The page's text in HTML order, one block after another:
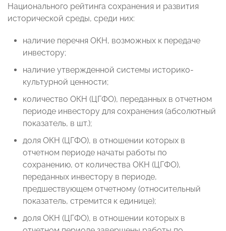
Национального рейтинга сохранения и развития
исторической среды, среди них:
наличие перечня ОКН, возможных к передаче
инвестору;
наличие утвержденной системы историко-
культурной ценности;
количество ОКН (ЦГФО), переданных в отчетном
периоде инвестору для сохранения (абсолютный
показатель, в шт.);
доля ОКН (ЦГФО), в отношении которых в
отчетном периоде начаты работы по
сохранению, от количества ОКН (ЦГФО),
переданных инвестору в периоде,
предшествующем отчетному (относительный
показатель, стремится к единице);
доля ОКН (ЦГФО), в отношении которых в